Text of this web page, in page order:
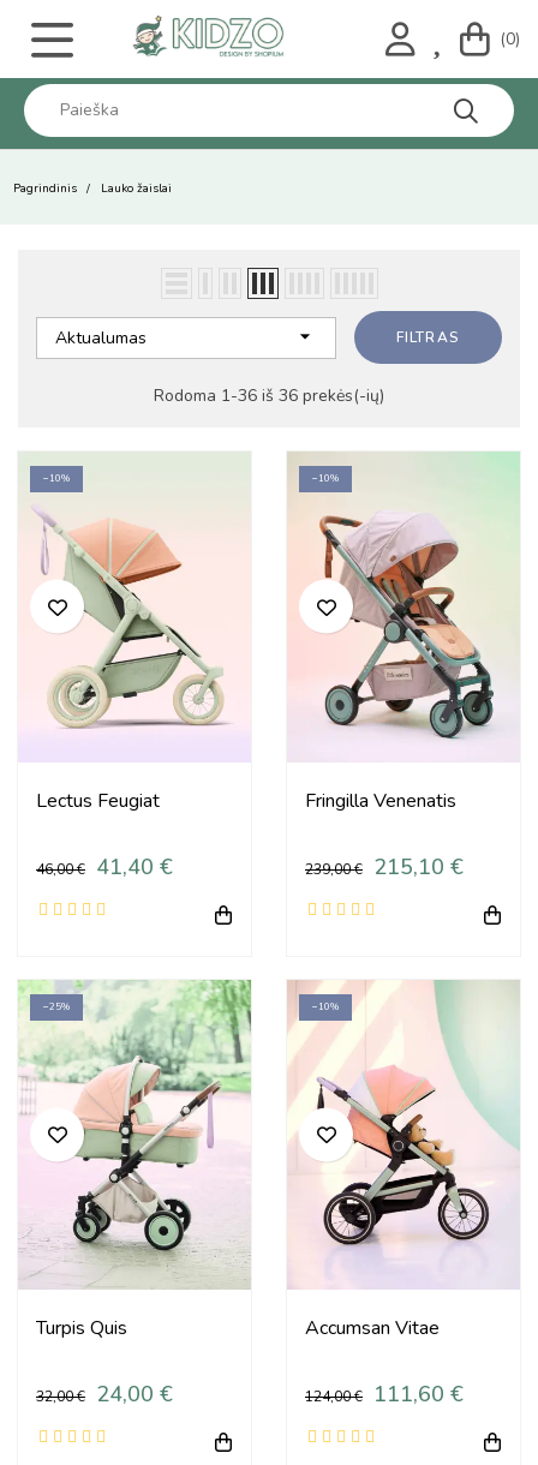
(0)
Pagrindinis Lauko žaislai
Aktualumas  FILTRAS
Rodoma 1-36 iš 36 prekės(-ių)
−10%
Lectus Feugiat
46,00 € 41,40 €
−10%
Fringilla Venenatis
239,00 € 215,10 €
−25%
Turpis Quis
32,00 € 24,00 €
−10%
Accumsan Vitae
124,00 € 111,60 €